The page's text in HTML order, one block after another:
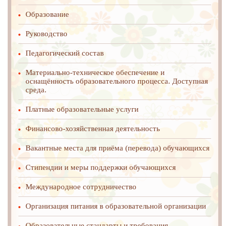
Образование
Руководство
Педагогический состав
Материально-техническое обеспечение и
оснащённость образовательного процесса. Доступная
среда.
Платные образовательные услуги
Финансово-хозяйственная деятельность
Вакантные места для приёма (перевода) обучающихся
Стипендии и меры поддержки обучающихся
Международное cотрудничество
Организация питания в образовательной организации